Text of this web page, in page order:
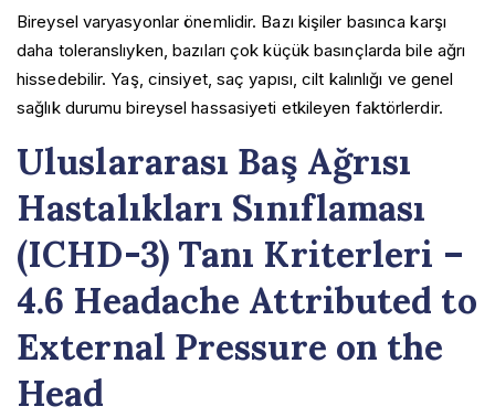
Bireysel varyasyonlar önemlidir. Bazı kişiler basınca karşı
daha toleranslıyken, bazıları çok küçük basınçlarda bile ağrı
hissedebilir. Yaş, cinsiyet, saç yapısı, cilt kalınlığı ve genel
sağlık durumu bireysel hassasiyeti etkileyen faktörlerdir.
Uluslararası Baş Ağrısı
Hastalıkları Sınıflaması
(ICHD-3) Tanı Kriterleri –
4.6 Headache Attributed to
External Pressure on the
Head